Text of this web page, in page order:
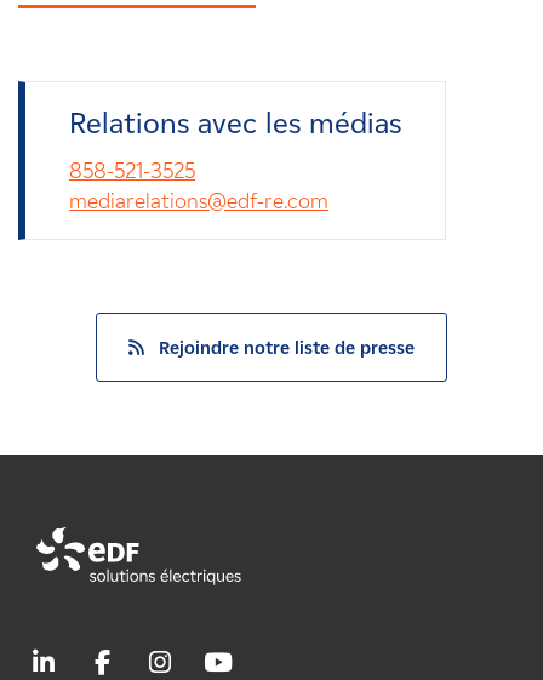
Relations avec les médias
858-521-3525
mediarelations@edf-re.com
Rejoindre notre liste de presse